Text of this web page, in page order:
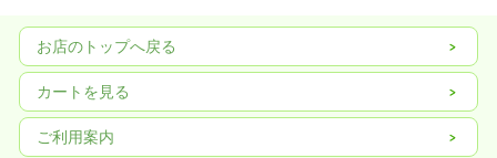
お店のトップへ戻る
カートを見る
ご利用案内